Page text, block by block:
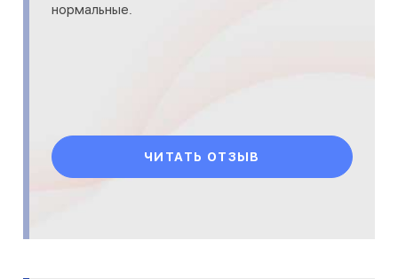
нормальные.
ЧИТАТЬ ОТЗЫВ